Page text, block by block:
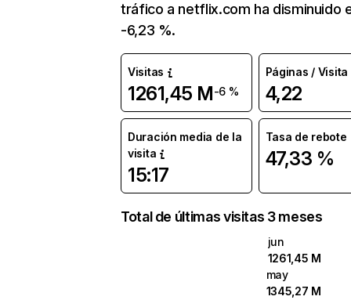
tráfico a netflix.com ha disminuido
-6,23 %.
Visitas
1261,45 M-6 %
Páginas / Visita
4,22
Duración media de la
visita
15:17
Tasa de rebote
47,33 %
Total de últimas visitas 3 meses
jun
1261,45 M
may
1345,27 M